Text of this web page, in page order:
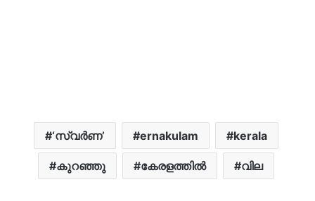
‘സ്വർണ’ ernakulam kerala
കുറഞ്ഞു കേരളത്തിൽ വില